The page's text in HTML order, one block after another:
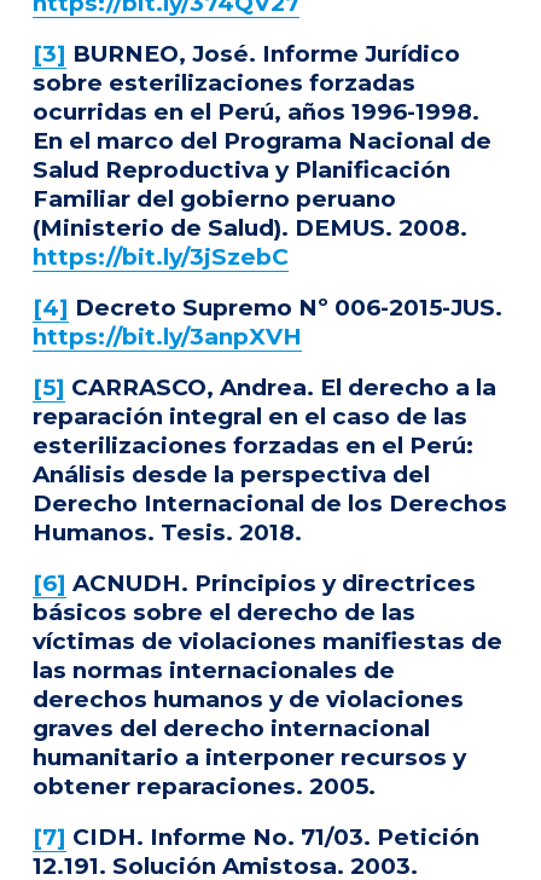
[3] BURNEO, José. Informe Jurídico
sobre esterilizaciones forzadas
ocurridas en el Perú, años 1996-1998.
En el marco del Programa Nacional de
Salud Reproductiva y Planificación
Familiar del gobierno peruano
(Ministerio de Salud). DEMUS. 2008.
https://bit.ly/3jSzebC
[4] Decreto Supremo Nº 006-2015-JUS.
https://bit.ly/3anpXVH
[5] CARRASCO, Andrea. El derecho a la
reparación integral en el caso de las
esterilizaciones forzadas en el Perú:
Análisis desde la perspectiva del
Derecho Internacional de los Derechos
Humanos. Tesis. 2018.
[6] ACNUDH. Principios y directrices
básicos sobre el derecho de las
víctimas de violaciones manifiestas de
las normas internacionales de
derechos humanos y de violaciones
graves del derecho internacional
humanitario a interponer recursos y
obtener reparaciones. 2005.
[7] CIDH. Informe No. 71/03. Petición
12.191. Solución Amistosa. 2003.